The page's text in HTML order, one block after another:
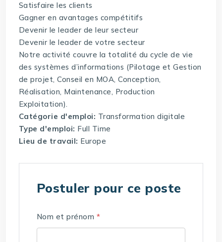
Satisfaire les clients
Gagner en avantages compétitifs
Devenir le leader de leur secteur
Devenir le leader de votre secteur
Notre activité couvre la totalité du cycle de vie
des systèmes d’informations (Pilotage et Gestion
de projet, Conseil en MOA, Conception,
Réalisation, Maintenance, Production
Exploitation).
Catégorie d'emploi: Transformation digitale
Type d'emploi: Full Time
Lieu de travail: Europe
Postuler pour ce poste
Nom et prénom *